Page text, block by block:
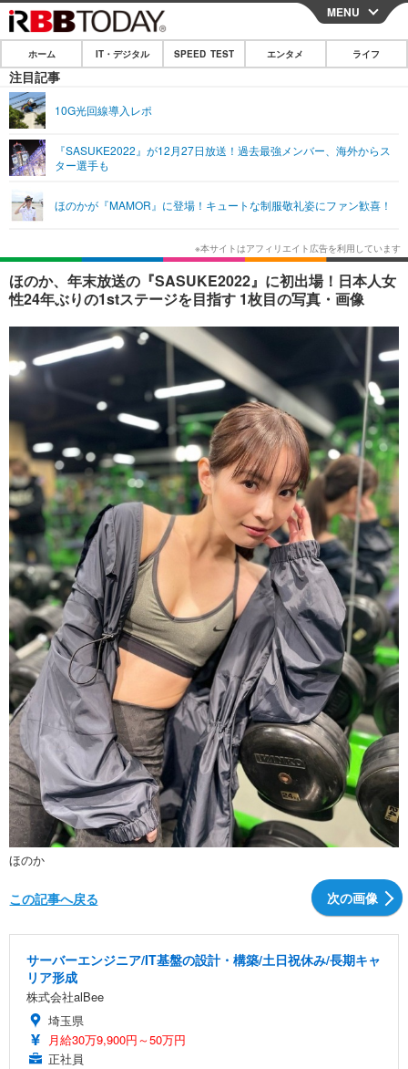
CLOSE
ホーム
IT・デジタル
ネタ
ショッピング その他
SPEED TEST
エンタメ
エンタメTOP 映画・ドラマ
韓国・芸能
音楽 スポーツ
ショッピング
ライフ
ライフTOP グルメ
ペット ショッピング
その他
リリース一覧
プッシュ通知の停止方法
MENU
ホーム IT・デジタル SPEED TEST エンタメ ライフ
注目記事
10G光回線導入レポ
『SASUKE2022』が12月27日放送！過去最強メンバー、海外からス
ター選手も
ほのかが『MAMOR』に登場！キュートな制服敬礼姿にファン歓喜！
ほのか、年末放送の『SASUKE2022』に初出場！日本人女
性24年ぶりの1stステージを目指す 1枚目の写真・画像
ほのか
次の画像
この記事へ戻る
サーバーエンジニア/IT基盤の設計・構築/土日祝休み/長期キャ
リア形成
株式会社alBee
埼玉県
月給30万9,900円～50万円
正社員